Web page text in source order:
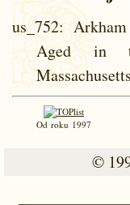
us_752:
Aged in
Od roku 1997
©